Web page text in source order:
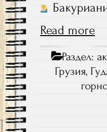
Read more
Раздел:
Грузия,